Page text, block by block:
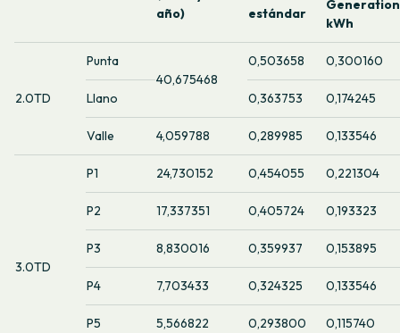
año)
estándar
Generation
kWh
2.0TD
Punta
40,675468
0,503658 0,300160
Llano 0,363753 0,174245
Valle 4,059788 0,289985 0,133546
3.0TD
P1 24,730152 0,454055 0,221304
P2 17,337351 0,405724 0,193323
P3 8,830016 0,359937 0,153895
P4 7,703433 0,324325 0,133546
P5 5,566822 0,293800 0,115740